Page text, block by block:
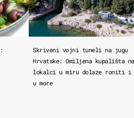
Skriveni vojni tuneli na jugu
Hrvatske: Omiljena kupališta
lokalci u miru dolaze roniti i
u more